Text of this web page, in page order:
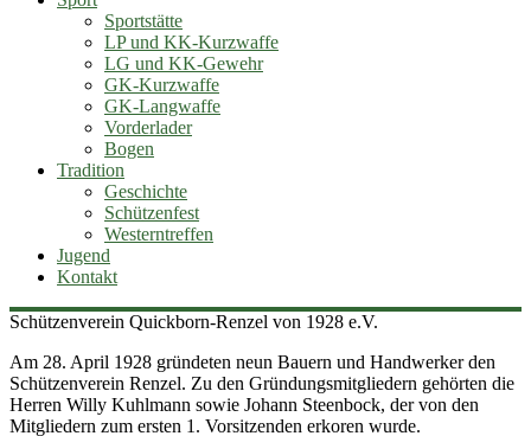
Sportstätte
LP und KK-Kurzwaffe
LG und KK-Gewehr
GK-Kurzwaffe
GK-Langwaffe
Vorderlader
Bogen
Tradition
Geschichte
Schützenfest
Westerntreffen
Jugend
Kontakt
Schützenverein Quickborn-Renzel von 1928 e.V.
Am 28. April 1928 gründeten neun Bauern und Handwerker den
Schützenverein Renzel. Zu den Gründungsmitgliedern gehörten die
Herren Willy Kuhlmann sowie Johann Steenbock, der von den
Mitgliedern zum ersten 1. Vorsitzenden erkoren wurde.